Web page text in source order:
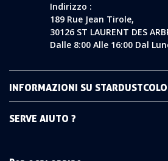
Indirizzo :
189 Rue Jean Tirole,
30126 ST LAURENT DES
Dalle 8:00 Alle 16:00 Dal
INFORMAZIONI SU
SERVE AIUTO ?